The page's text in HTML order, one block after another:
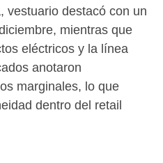
vestuario destacó con un
mientras que
eléctricos y la línea
anotaron
marginales, lo que
dentro del retail